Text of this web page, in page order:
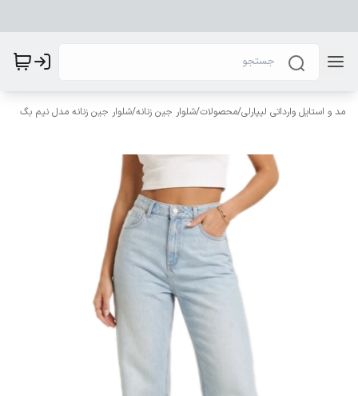
مد و استایل وارداتی لیپارلی/محصولات/شلوار جین زنانه/شلوار جین زنانه مدل نیم بگ